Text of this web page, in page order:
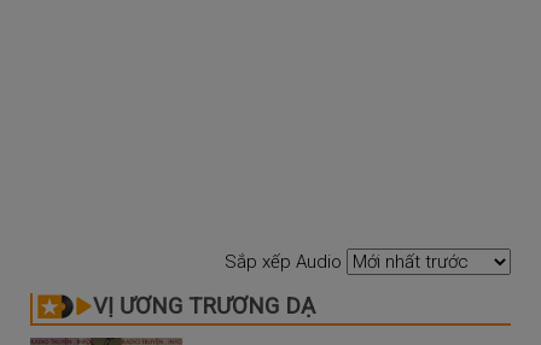
Sắp xếp Audio
VỊ ƯƠNG TRƯƠNG DẠ